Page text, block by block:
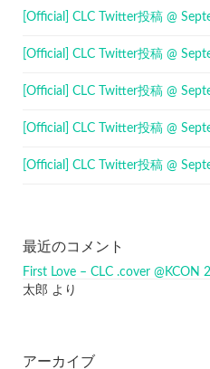
[Official] CLC Twitter投稿 @
[Official] CLC Twitter投稿 @
[Official] CLC Twitter投稿 @
[Official] CLC Twitter投稿 @
[Official] CLC Twitter投稿 @
最近のコメント
First Love – CLC .cover @KCON
太郎 より
アーカイブ